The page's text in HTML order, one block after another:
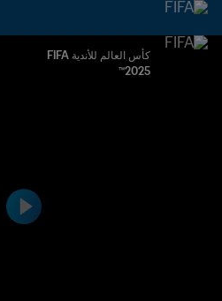
كأس العالم للأندية FIFA
2025™